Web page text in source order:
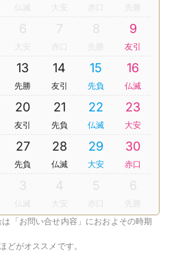
仏滅 大安
6
大安
7 8 9
友引
13
先勝
14
友引
15
先負
16
仏滅
20
友引
21
先負
22
仏滅
23
大安
27
先負
28
仏滅
29
大安
30
赤口
3
仏滅
4
大安
5 6
「お問い合せ内容」におおよその時期
どがオススメです。